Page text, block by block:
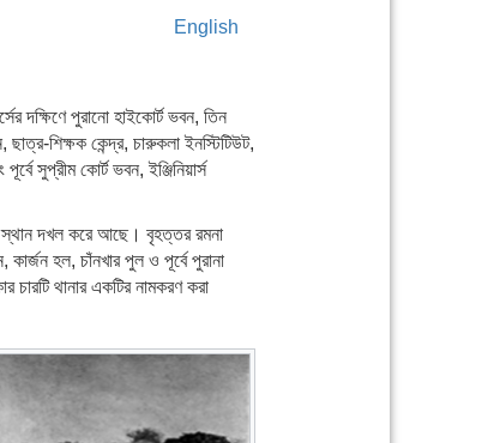
English
দক্ষিণে পুরানো হাইকোর্ট ভবন, তিন
ছাত্র-শিক্ষক কেন্দ্র, চারুকলা ইনস্টিটিউট,
সুপ্রীম কোর্ট ভবন, ইঞ্জিনিয়ার্স
স্থান দখল করে আছে। বৃহত্তর রমনা
হল, চাঁনখার পুল ও পূর্বে পুরানা
চারটি থানার একটির নামকরণ করা